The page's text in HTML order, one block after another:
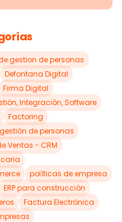
gestion de personas
Defontana Digital
Firma Digital
Integración, Software
Factoring
de personas
Ventas - CRM
políticas de empresa
ERP para construcción
Factura Electrónica